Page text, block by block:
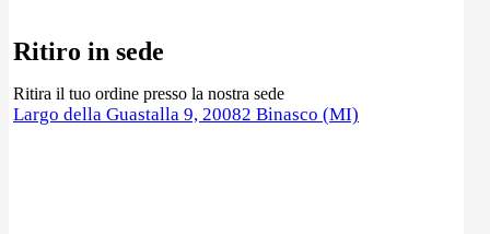
Ritiro in sede
Ritira il tuo ordine presso la nostra sede
Largo della Guastalla 9, 20082 Binasco (MI)